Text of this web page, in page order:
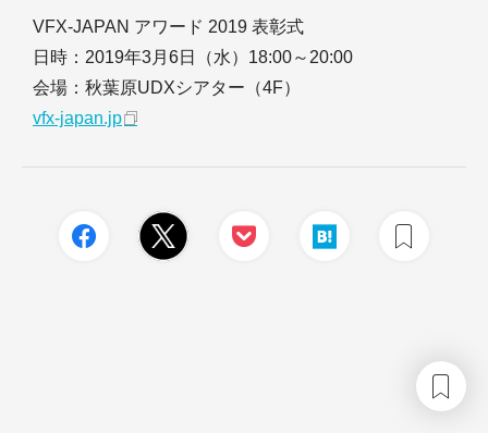
VFX-JAPAN アワード 2019 表彰式
日時：2019年3月6日（水）18:00～20:00
会場：秋葉原UDXシアター（4F）
vfx-japan.jp